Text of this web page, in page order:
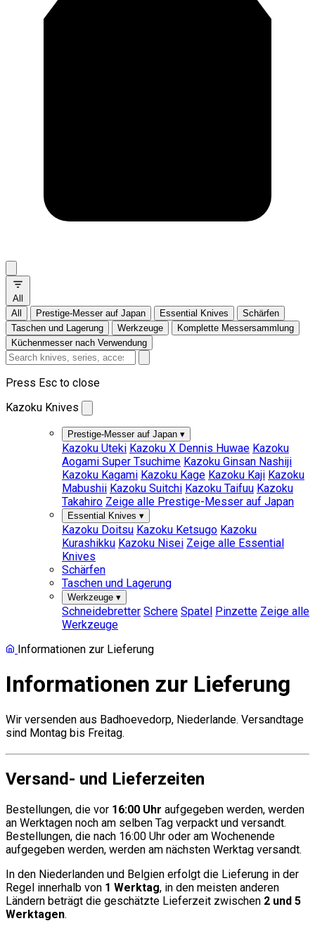
All
All
Prestige-Messer auf Japan Essential Knives
Schärfen
Taschen und Lagerung
Werkzeuge
Komplette Messersammlung
Küchenmesser nach Verwendung
Press Esc to close
Kazoku Knives
Prestige-Messer auf Japan ▾
Kazoku Uteki Kazoku X Dennis Huwae Kazoku
Aogami Super Tsuchime Kazoku Ginsan Nashiji
Kazoku Kagami Kazoku Kage Kazoku Kaji Kazoku
Mabushii Kazoku Suitchi Kazoku Taifuu Kazoku
Takahiro Zeige alle Prestige-Messer auf Japan
Essential Knives ▾
Kazoku Doitsu Kazoku Ketsugo Kazoku
Kurashikku Kazoku Nisei Zeige alle Essential
Knives
Schärfen
Taschen und Lagerung
Werkzeuge ▾
Schneidebretter Schere Spatel Pinzette Zeige alle
Werkzeuge
Informationen zur Lieferung
Informationen zur Lieferung
Wir versenden aus Badhoevedorp, Niederlande. Versandtage
sind Montag bis Freitag.
Versand- und Lieferzeiten
Bestellungen, die vor 16:00 Uhr aufgegeben werden, werden
an Werktagen noch am selben Tag verpackt und versandt.
Bestellungen, die nach 16:00 Uhr oder am Wochenende
aufgegeben werden, werden am nächsten Werktag versandt.
In den Niederlanden und Belgien erfolgt die Lieferung in der
Regel innerhalb von 1 Werktag, in den meisten anderen
Ländern beträgt die geschätzte Lieferzeit zwischen 2 und 5
Werktagen.